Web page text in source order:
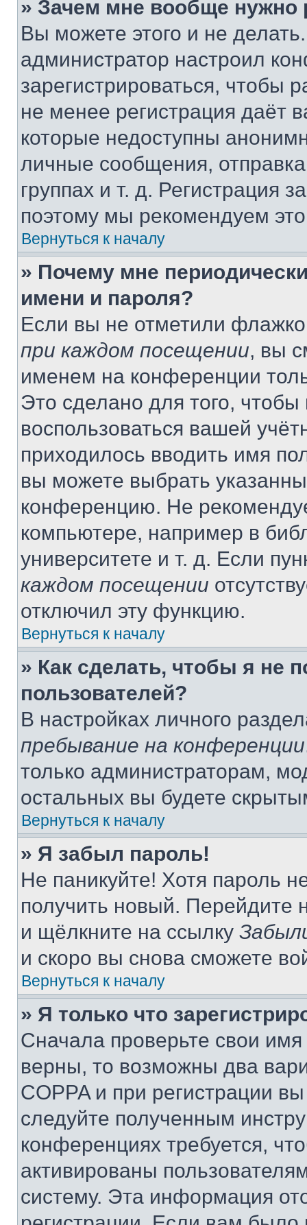
» Зачем мне вообще нужно
Вы можете этого и не
администратор настроил
зарегистрироваться, чтобы
не менее регистрация даёт
которые недоступны
личные сообщения,
группах и т. д. Регистрация
поэтому мы рекомендуем
Вернуться к началу
» Почему мне
имени и пароля?
Если вы не отметили
при каждом посещении, вы
именем на конференции
Это сделано для того, чтобы
воспользоваться вашей
приходилось вводить имя
вы можете выбрать
конференцию. Не
компьютере, например в
университете и т. д. Если
каждом посещении
отключил эту функцию.
Вернуться к началу
» Как сделать, чтобы я не
пользователей?
В настройках личного
пребывание на конференции
только администраторам,
остальных вы будете
Вернуться к началу
» Я забыл пароль!
Не паникуйте! Хотя пароль
получить новый. Перейдите
и щёлкните на ссылку
и скоро вы снова сможете
Вернуться к началу
» Я только что
Сначала проверьте свои
верны, то возможны два
COPPA и при регистрации
следуйте полученным
конференциях требуется,
активированы
систему. Эта информация